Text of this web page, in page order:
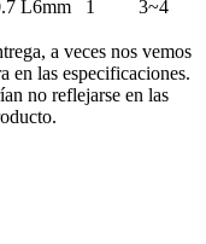
L6mm 1 3~4
a veces nos vemos
en las especificaciones.
no reflejarse en las